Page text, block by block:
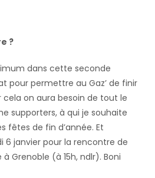
?
dans cette seconde
pour permettre au Gaz’ de finir
cela on aura besoin de tout le
supporters, à qui je souhaite
fêtes de fin d’année. Et
6 janvier pour la rencontre de
Grenoble (à 15h, ndlr). Boni